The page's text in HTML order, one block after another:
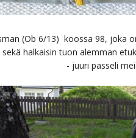
(Ob 6/13) koossa 98, joka
halkaisin tuon alemman
- juuri passeli